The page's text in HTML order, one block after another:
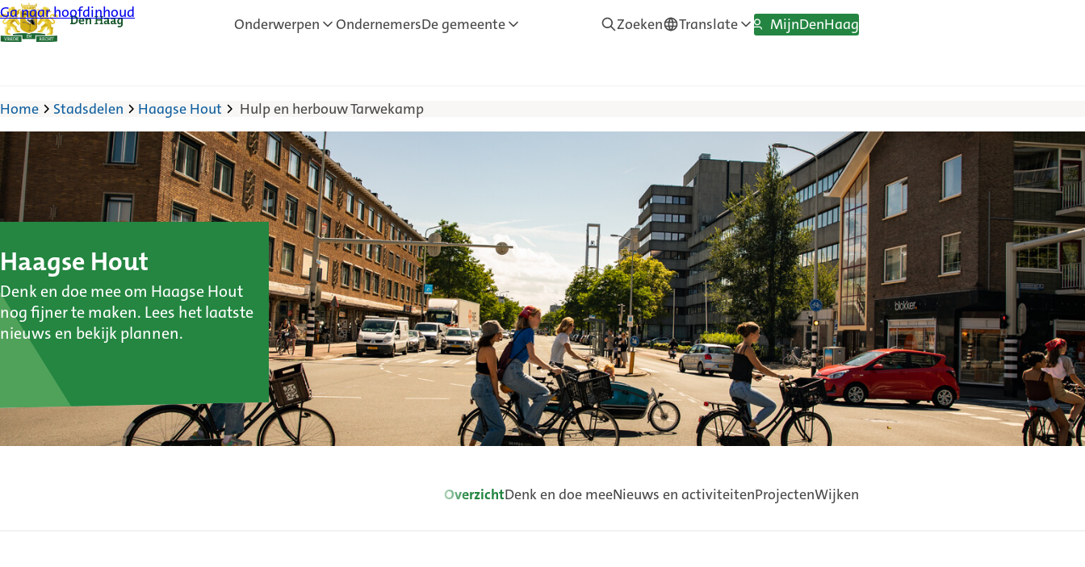
Ga naar hoofdinhoud
Onderwerpen OndernemersDe gemeente Zoeken Translate
—
MijnDenHaag
Home Stadsdelen Haagse Hout Hulp en herbouw Tarwekamp
Haagse Hout
Hulp
en
Tarwekamp
Denk en doe mee om Haagse Hout
nog fijner te maken. Lees het laatste
nieuws en bekijk plannen.
GebruikOverzichtDenk en doe meeNieuws en activiteitenProjectenWijken